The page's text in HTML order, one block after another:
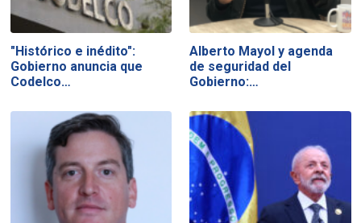
"Histórico e inédito":
Gobierno anuncia que
Codelco…
Alberto Mayol y agenda
de seguridad del
Gobierno:…